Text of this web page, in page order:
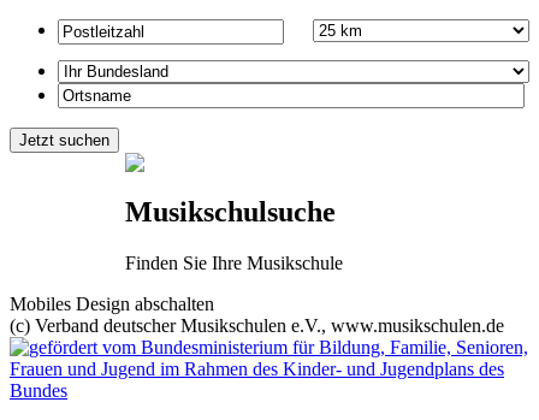
Musikschulsuche
Finden Sie Ihre Musikschule
Mobiles Design abschalten
(c) Verband deutscher Musikschulen e.V., www.musikschulen.de